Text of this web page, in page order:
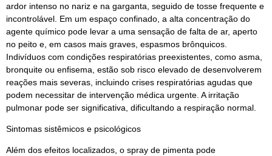
ardor intenso no nariz e na garganta, seguido de tosse frequente e
incontrolável. Em um espaço confinado, a alta concentração do
agente químico pode levar a uma sensação de falta de ar, aperto
no peito e, em casos mais graves, espasmos brônquicos.
Indivíduos com condições respiratórias preexistentes, como asma,
bronquite ou enfisema, estão sob risco elevado de desenvolverem
reações mais severas, incluindo crises respiratórias agudas que
podem necessitar de intervenção médica urgente. A irritação
pulmonar pode ser significativa, dificultando a respiração normal.
Sintomas sistêmicos e psicológicos
Além dos efeitos localizados, o spray de pimenta pode